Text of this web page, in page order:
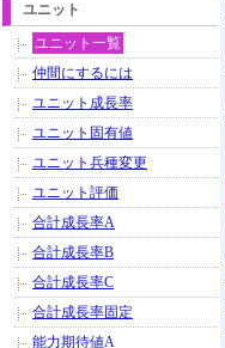
ユニット
ユニット一覧
仲間にするには
ユニット成長率
ユニット固有値
ユニット兵種変更
ユニット評価
合計成長率A
合計成長率B
合計成長率C
合計成長率固定
能力期待値A